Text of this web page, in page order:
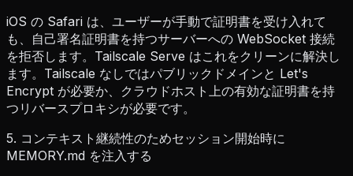
iOS の Safari は、ユーザーが手動で証明書を受け入れて
も、自己署名証明書を持つサーバーへの WebSocket 接続
を拒否します。Tailscale Serve はこれをクリーンに解決し
ます。Tailscale なしではパブリックドメインと Let's
Encrypt が必要か、クラウドホスト上の有効な証明書を持
つリバースプロキシが必要です。
5. コンテキスト継続性のためセッション開始時に
MEMORY.md を注入する